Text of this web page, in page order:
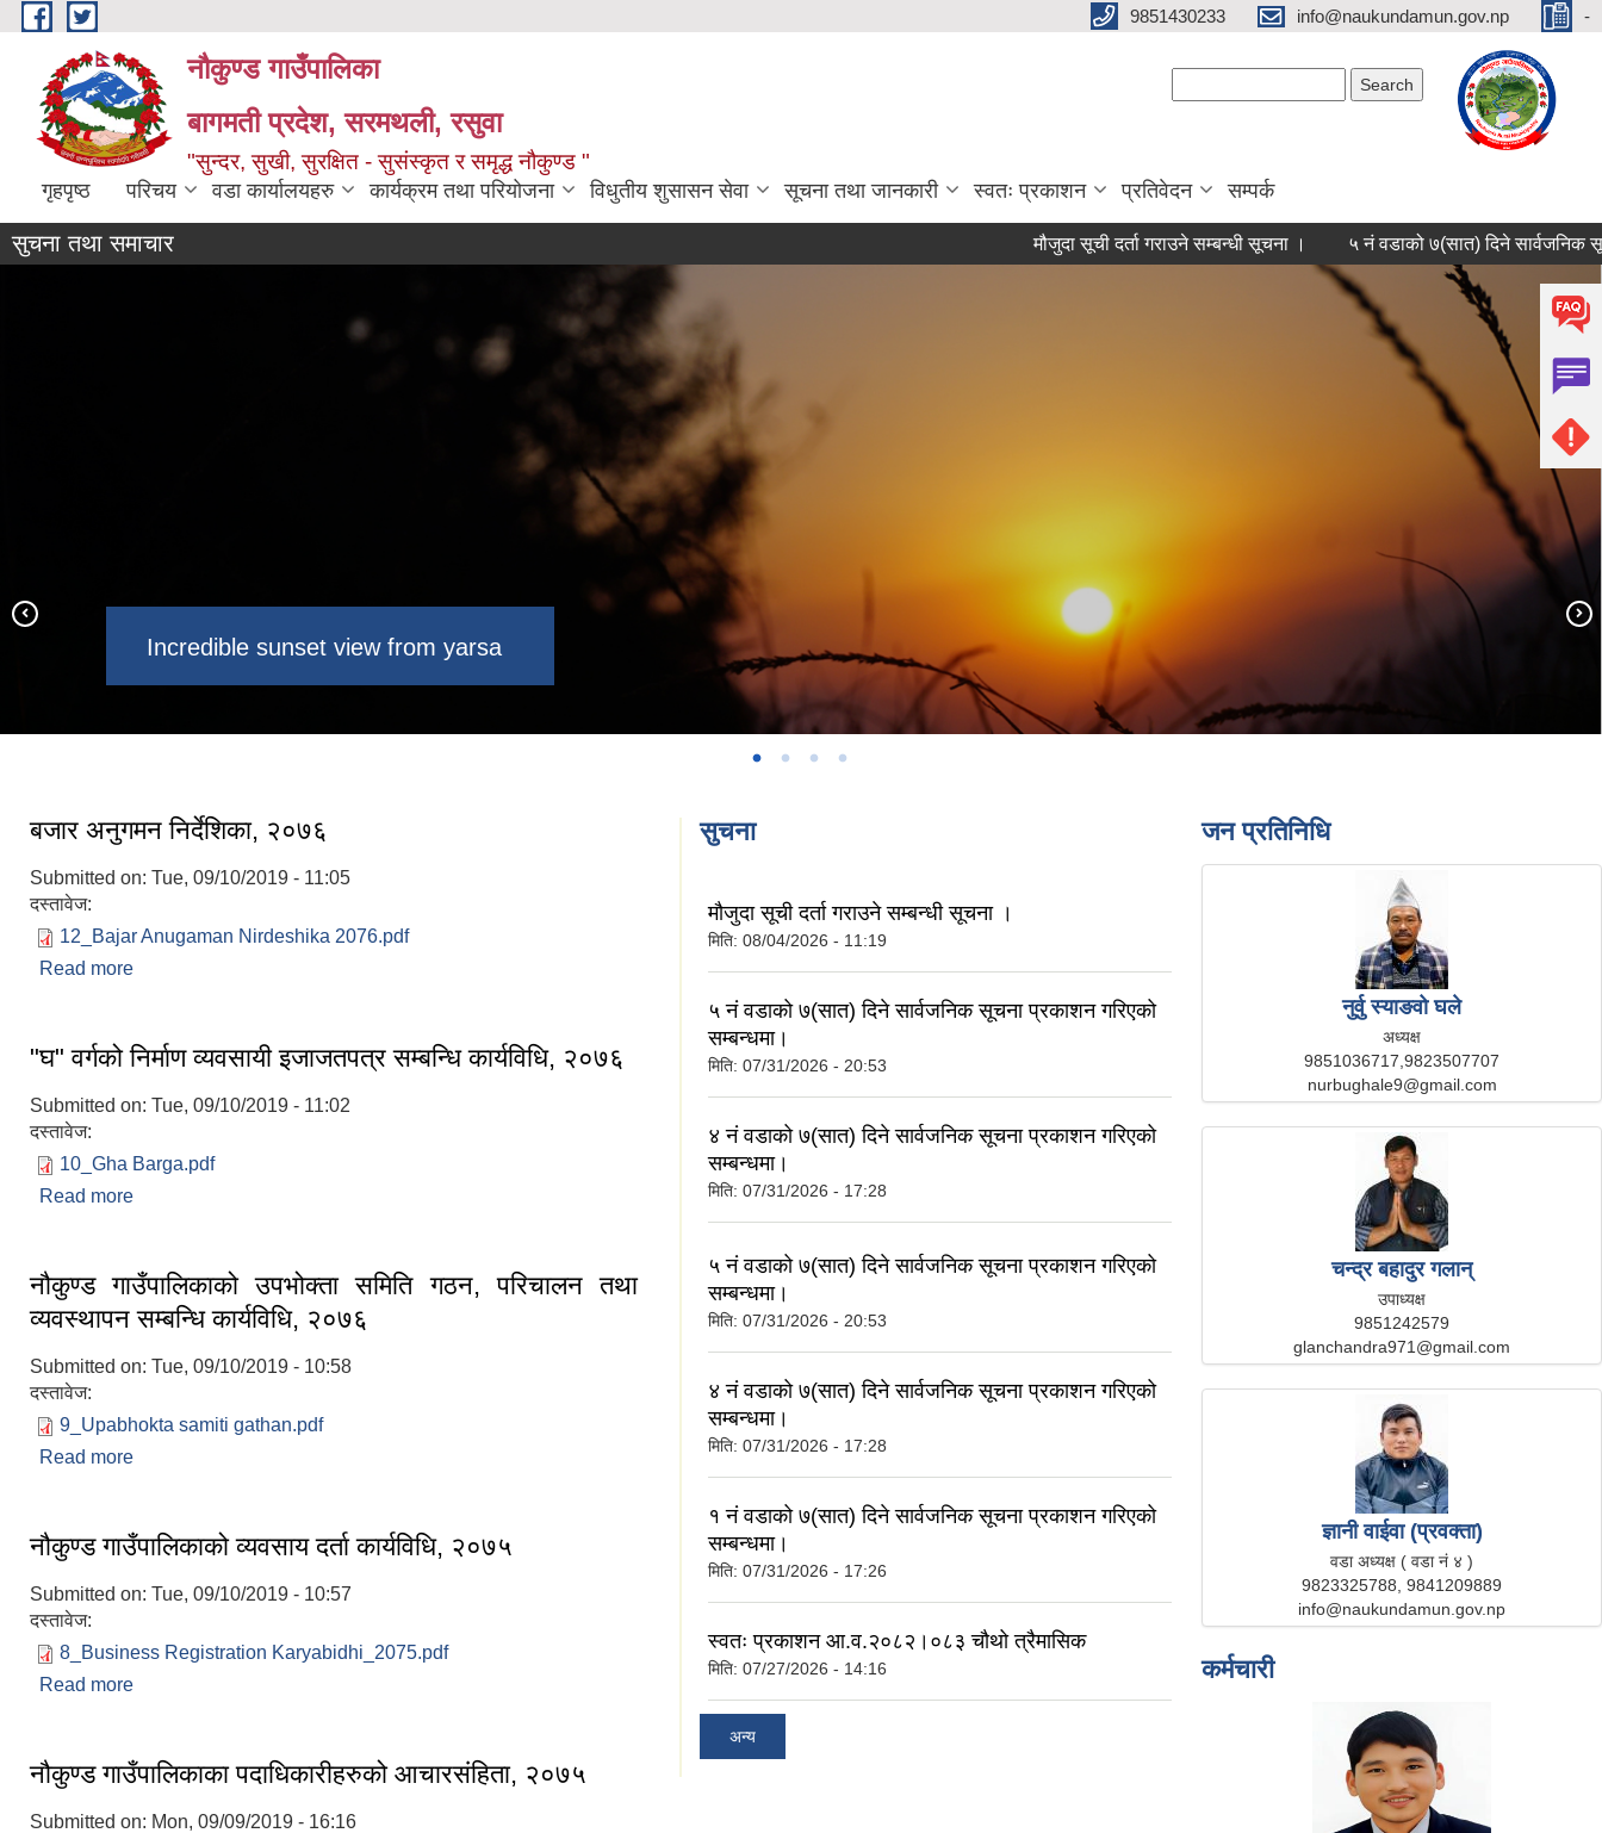
Skip to main content 9851430233 info@naukundamun.gov.np -
नौकुण्ड गाउँपालिका
बागमती प्रदेश, सरमथली, रसुवा
"सुन्दर, सुखी, सुरक्षित - सुसंस्कृत र समृद्ध नौकुण्ड "
गृहपृष्ठ परिचय वडा कार्यालयहरु कार्यक्रम तथा परियोजना विधुतीय शुसासन सेवा सूचना तथा जानकारी स्वतः प्रकाशन प्रतिवेदन सम्पर्क
सुचना तथा समाचार मौजुदा सूची दर्ता गराउने सम्बन्धी सूचना । ५ नं वडाको ७(सात) दिने सार्वजनिक सूचना
Incredible sunset view from yarsa
Capturing view of 4 lakes of
Naukunda among 9 Kundas.
Larchyang in the evening
A view of Yarsa
बजार अनुगमन निर्देशिका, २०७६
Submitted on: Tue, 09/10/2019 - 11:05
दस्तावेज:
12_Bajar Anugaman Nirdeshika 2076.pdf
Read more
"घ" वर्गको निर्माण व्यवसायी इजाजतपत्र सम्बन्धि कार्यविधि, २०७६
Submitted on: Tue, 09/10/2019 - 11:02
दस्तावेज:
10_Gha Barga.pdf
Read more
नौकुण्ड गाउँपालिकाको उपभोक्ता समिति गठन, परिचालन तथा
व्यवस्थापन सम्बन्धि कार्यविधि, २०७६
Submitted on: Tue, 09/10/2019 - 10:58
दस्तावेज:
9_Upabhokta samiti gathan.pdf
Read more
नौकुण्ड गाउँपालिकाको व्यवसाय दर्ता कार्यविधि, २०७५
Submitted on: Tue, 09/10/2019 - 10:57
दस्तावेज:
8_Business Registration Karyabidhi_2075.pdf
Read more
नौकुण्ड गाउँपालिकाका पदाधिकारीहरुको आचारसंहिता, २०७५
Submitted on: Mon, 09/09/2019 - 16:16
सुचना
मौजुदा सूची दर्ता गराउने सम्बन्धी सूचना ।
मिति: 08/04/2026 - 11:19
५ नं वडाको ७(सात) दिने सार्वजनिक सूचना प्रकाशन गरिएको
सम्बन्धमा।
मिति: 07/31/2026 - 20:53
४ नं वडाको ७(सात) दिने सार्वजनिक सूचना प्रकाशन गरिएको
सम्बन्धमा।
मिति: 07/31/2026 - 17:28
५ नं वडाको ७(सात) दिने सार्वजनिक सूचना प्रकाशन गरिएको
सम्बन्धमा।
मिति: 07/31/2026 - 20:53
४ नं वडाको ७(सात) दिने सार्वजनिक सूचना प्रकाशन गरिएको
सम्बन्धमा।
मिति: 07/31/2026 - 17:28
१ नं वडाको ७(सात) दिने सार्वजनिक सूचना प्रकाशन गरिएको
सम्बन्धमा।
मिति: 07/31/2026 - 17:26
स्वतः प्रकाशन आ.व.२०८२।०८३ चौथो त्रैमासिक
मिति: 07/27/2026 - 14:16
अन्य
जन प्रतिनिधि
नुर्वु स्याङवो घले
अध्यक्ष
9851036717,9823507707
nurbughale9@gmail.com
चन्द्र बहादुर गलान्
उपाध्यक्ष
9851242579
glanchandra971@gmail.com
ज्ञानी वाईवा (प्रवक्ता)
वडा अध्यक्ष ( वडा नं ४ )
9823325788, 9841209889
info@naukundamun.gov.np
कर्मचारी